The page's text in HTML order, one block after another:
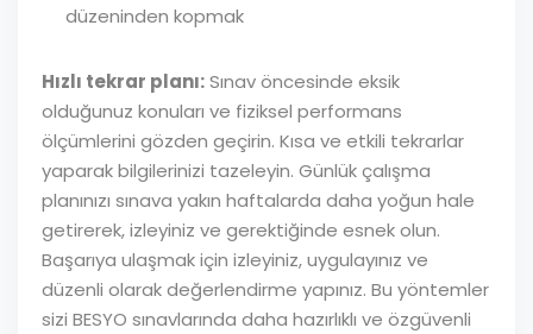
düzeninden kopmak
Hızlı tekrar planı:Sınav öncesinde eksik
olduğunuz konuları ve fiziksel performans
ölçümlerini gözden geçirin. Kısa ve etkili tekrarlar
yaparak bilgilerinizi tazeleyin. Günlük çalışma
planınızı sınava yakın haftalarda daha yoğun hale
getirerek, izleyiniz ve gerektiğinde esnek olun.
Başarıya ulaşmak için izleyiniz, uygulayınız ve
düzenli olarak değerlendirme yapınız. Bu yöntemler
sizi BESYO sınavlarında daha hazırlıklı ve özgüvenli